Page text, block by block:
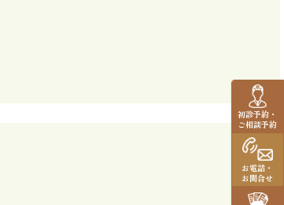
初診予約・
ご相談予約
お電話・
お問合せ